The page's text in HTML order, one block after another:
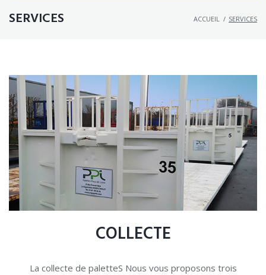
SERVICES ACCUEIL / SERVICES
COLLECTE
La collecte de paletteS Nous vous proposons trois